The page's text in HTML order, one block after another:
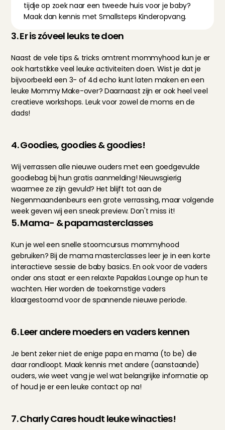
tijdje op zoek naar een tweede huis voor je baby?
Maak dan kennis met Smallsteps Kinderopvang.
3. Er is zóveel leuks te doen
Naast de vele tips & tricks omtrent mommyhood kun je er
ook hartstikke veel leuke activiteiten doen. Wist je dat je
bijvoorbeeld een 3- of 4d echo kunt laten maken en een
leuke Mommy Make-over? Daarnaast zijn er ook heel veel
creatieve workshops. Leuk voor zowel de moms en de
dads!
4. Goodies, goodies & goodies!
Wij verrassen alle nieuwe ouders met een goedgevulde
goodiebag bij hun gratis aanmelding! Nieuwsgierig
waarmee ze zijn gevuld? Het blijft tot aan de
Negenmaandenbeurs een grote verrassing, maar volgende
week geven wij een sneak preview. Don't miss it!
5. Mama- & papamasterclasses
Kun je wel een snelle stoomcursus mommyhood
gebruiken? Bij de mama masterclasses leer je in een korte
interactieve sessie de baby basics. En ook voor de vaders
onder ons staat er een relaxte Papaklas Lounge op hun te
wachten. Hier worden de toekomstige vaders
klaargestoomd voor de spannende nieuwe periode.
6. Leer andere moeders en vaders kennen
Je bent zeker niet de enige papa en mama (to be) die
daar rondloopt. Maak kennis met andere (aanstaande)
ouders, wie weet vang je wel wat belangrijke informatie op
of houd je er een leuke contact op na!
7. Charly Cares houdt leuke winacties!